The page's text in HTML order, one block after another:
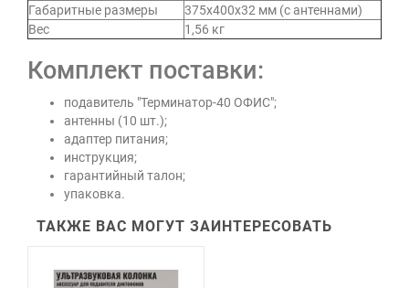
Габаритные размеры
375х400х32 мм (с антеннами)
Вес
1,56 кг
Комплект поставки:
подавитель "Терминатор-40 ОФИС";
антенны (10 шт.);
адаптер питания;
инструкция;
гарантийный талон;
упаковка.
ТАКЖЕ ВАС МОГУТ ЗАИНТЕРЕСОВАТЬ